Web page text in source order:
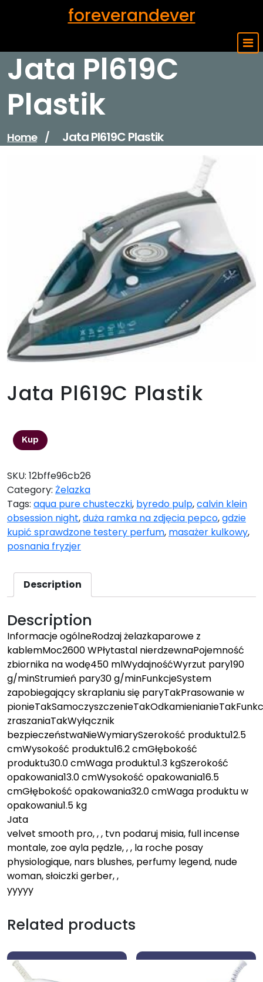
foreverandever
Jata Pl619C
Plastik
Home / Jata Pl619C Plastik
Jata Pl619C Plastik
Kup
SKU: 12bffe96cb26
Category: Żelazka
Tags: aqua pure chusteczki, byredo pulp,calvin klein
obsession night,duża ramka na zdjęcia pepco,gdzie
kupić sprawdzone testery perfum, masażer kulkowy,
posnania fryzjer
Description
Description
Informacje ogólneRodzaj żelazkaparowe z
kablemMoc2600 WPłytastal nierdzewnaPojemność
zbiornika na wodę450 mlWydajnośćWyrzut pary190
g/minStrumień pary30 g/minFunkcjeSystem
zapobiegający skraplaniu się paryTakPrasowanie w
zraszaniaTakWyłącznik
bezpieczeństwaNieWymiarySzerokość produktu12.5
cmWysokość produktu16.2 cmGłębokość
produktu30.0 cmWaga produktu1.3 kgSzerokość
opakowania13.0 cmWysokość opakowania16.5
cmGłębokość opakowania32.0 cmWaga produktu w
opakowaniu1.5 kg
Jata
velvet smooth pro, , , tvn podaruj misia, full incense
montale, zoe ayla pędzle, , , la roche posay
physiologique, nars blushes, perfumy legend, nude
woman, słoiczki gerber, ,
yyyyy
Related products